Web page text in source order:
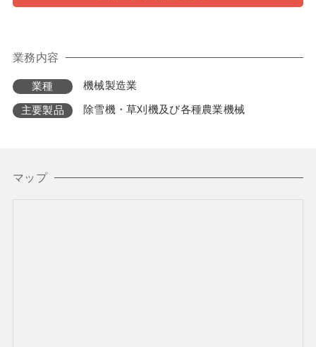
業務内容
業種 機械製造業
主要製品 除雪機・草刈機及び各種農業機械
マップ